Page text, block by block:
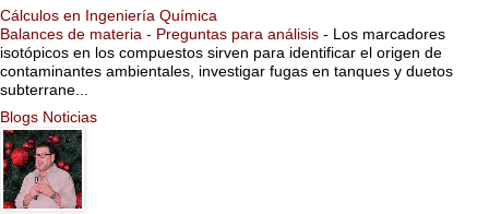
Cálculos en Ingeniería Química
Balances de materia - Preguntas para análisis - Los marcadores
isotópicos en los compuestos sirven para identificar el origen de
contaminantes ambientales, investigar fugas en tanques y duetos
subterrane...
Blogs Noticias